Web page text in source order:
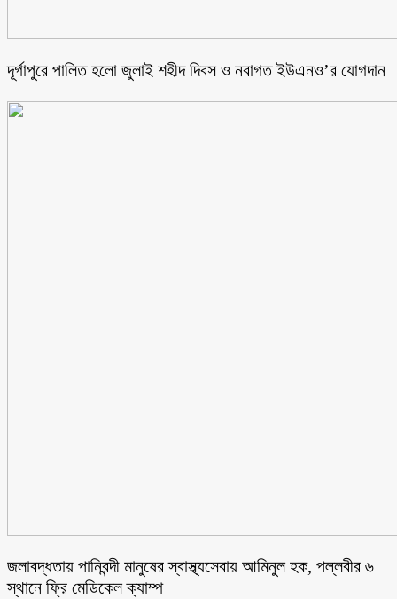
‎দূর্গাপুরে পালিত হলো জুলাই শহীদ দিবস ও নবাগত ইউএনও’র যোগদান ‎
জলাবদ্ধতায় পানিবন্দী মানুষের স্বাস্থ্যসেবায় আমিনুল হক, পল্লবীর ৬
স্থানে ফ্রি মেডিকেল ক্যাম্প